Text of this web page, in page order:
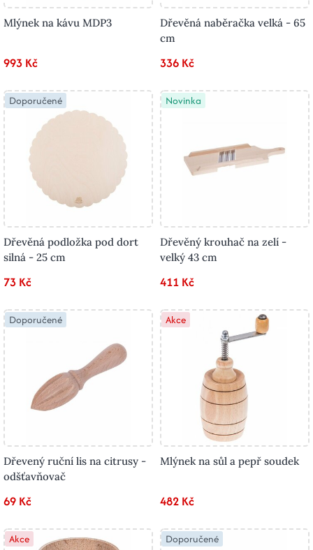
Mlýnek na kávu MDP3
993 Kč
Dřevěná naběračka velká - 65
cm
336 Kč
Doporučené
Dřevěná podložka pod dort
silná - 25 cm
73 Kč
Novinka
Dřevěný krouhač na zelí -
velký 43 cm
411 Kč
Doporučené
Dřevený ruční lis na citrusy -
odšťavňovač
69 Kč
Akce
Mlýnek na sůl a pepř soudek
482 Kč
Akce
Doporučené